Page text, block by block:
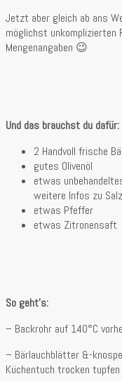
Jetzt aber gleich ab ans
möglichst unkomplizierten
Mengenangaben 😉
Und das brauchst du dafür:
2 Handvoll frische
gutes Olivenöl
etwas
weitere Infos zu
etwas Pfeffer
etwas Zitronensaft
So geht’s:
– Backrohr auf 140°C
– Bärlauchblätter &-
Küchentuch trocken tupfen